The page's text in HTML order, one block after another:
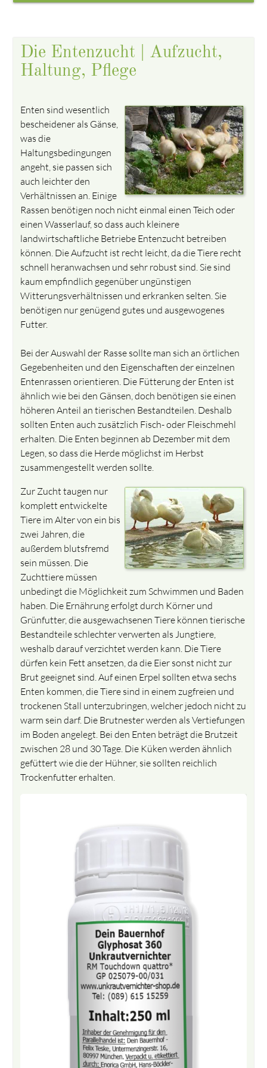
Die Entenzucht | Aufzucht,
Haltung, Pflege
Enten sind wesentlich
bescheidener als Gänse,
was die
Haltungsbedingungen
angeht, sie passen sich
auch leichter den
Verhältnissen an. Einige
Rassen benötigen noch nicht einmal einen Teich oder
einen Wasserlauf, so dass auch kleinere
landwirtschaftliche Betriebe Entenzucht betreiben
können. Die Aufzucht ist recht leicht, da die Tiere recht
schnell heranwachsen und sehr robust sind. Sie sind
kaum empfindlich gegenüber ungünstigen
Witterungsverhältnissen und erkranken selten. Sie
benötigen nur genügend gutes und ausgewogenes
Futter.
Bei der Auswahl der Rasse sollte man sich an örtlichen
Gegebenheiten und den Eigenschaften der einzelnen
Entenrassen orientieren. Die Fütterung der Enten ist
ähnlich wie bei den Gänsen, doch benötigen sie einen
höheren Anteil an tierischen Bestandteilen. Deshalb
sollten Enten auch zusätzlich Fisch- oder Fleischmehl
erhalten. Die Enten beginnen ab Dezember mit dem
Legen, so dass die Herde möglichst im Herbst
zusammengestellt werden sollte.
Zur Zucht taugen nur
komplett entwickelte
Tiere im Alter von ein bis
zwei Jahren, die
außerdem blutsfremd
sein müssen. Die
Zuchttiere müssen
unbedingt die Möglichkeit zum Schwimmen und Baden
haben. Die Ernährung erfolgt durch Körner und
Grünfutter, die ausgewachsenen Tiere können tierische
Bestandteile schlechter verwerten als Jungtiere,
weshalb darauf verzichtet werden kann. Die Tiere
dürfen kein Fett ansetzen, da die Eier sonst nicht zur
Brut geeignet sind. Auf einen Erpel sollten etwa sechs
Enten kommen, die Tiere sind in einem zugfreien und
trockenen Stall unterzubringen, welcher jedoch nicht zu
warm sein darf. Die Brutnester werden als Vertiefungen
im Boden angelegt. Bei den Enten beträgt die Brutzeit
zwischen 28 und 30 Tage. Die Küken werden ähnlich
gefüttert wie die der Hühner, sie sollten reichlich
Trockenfutter erhalten.